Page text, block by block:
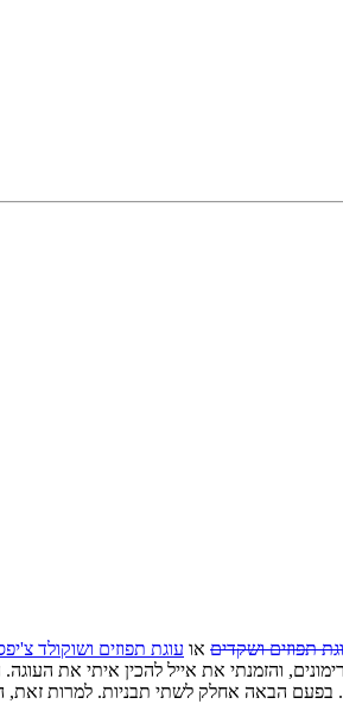
תפוזים ושקדים או עוגת תפוזים ושוקולד
והזמנתי את אייל להכין איתי את
בפעם הבאה אחלק לשתי תבניות. למרות